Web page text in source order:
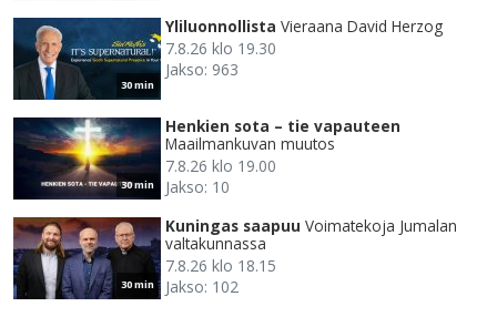
30 min
Yliluonnollista Vieraana David Herzog
7.8.26 klo 19.30
Jakso: 963
30 min
Henkien sota – tie vapauteen
Maailmankuvan muutos
7.8.26 klo 19.00
Jakso: 10
30 min
Kuningas saapuu Voimatekoja Jumalan
valtakunnassa
7.8.26 klo 18.15
Jakso: 102